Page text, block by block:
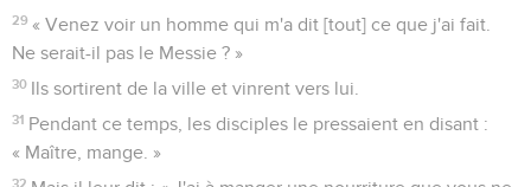
29 « Venez voir un homme qui m'a dit [tout] ce que j'ai fait.
Ne serait-il pas le Messie ? »
30 Ils sortirent de la ville et vinrent vers lui.
31 Pendant ce temps, les disciples le pressaient en disant :
« Maître, mange. »
32